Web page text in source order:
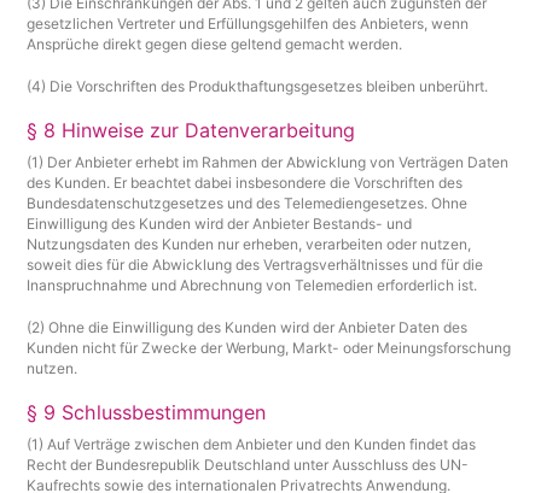
gesetzlichen Vertreter und Erfüllungsgehilfen des Anbieters, wenn
Ansprüche direkt gegen diese geltend gemacht werden.
(4) Die Vorschriften des Produkthaftungsgesetzes bleiben unberührt.
§ 8 Hinweise zur Datenverarbeitung
(1) Der Anbieter erhebt im Rahmen der Abwicklung von Verträgen Daten
des Kunden. Er beachtet dabei insbesondere die Vorschriften des
Bundesdatenschutzgesetzes und des Telemediengesetzes. Ohne
Einwilligung des Kunden wird der Anbieter Bestands- und
Nutzungsdaten des Kunden nur erheben, verarbeiten oder nutzen,
soweit dies für die Abwicklung des Vertragsverhältnisses und für die
Inanspruchnahme und Abrechnung von Telemedien erforderlich ist.
(2) Ohne die Einwilligung des Kunden wird der Anbieter Daten des
Kunden nicht für Zwecke der Werbung, Markt- oder Meinungsforschung
nutzen.
§ 9 Schlussbestimmungen
(1) Auf Verträge zwischen dem Anbieter und den Kunden findet das
Recht der Bundesrepublik Deutschland unter Ausschluss des UN-
Kaufrechts sowie des internationalen Privatrechts Anwendung.